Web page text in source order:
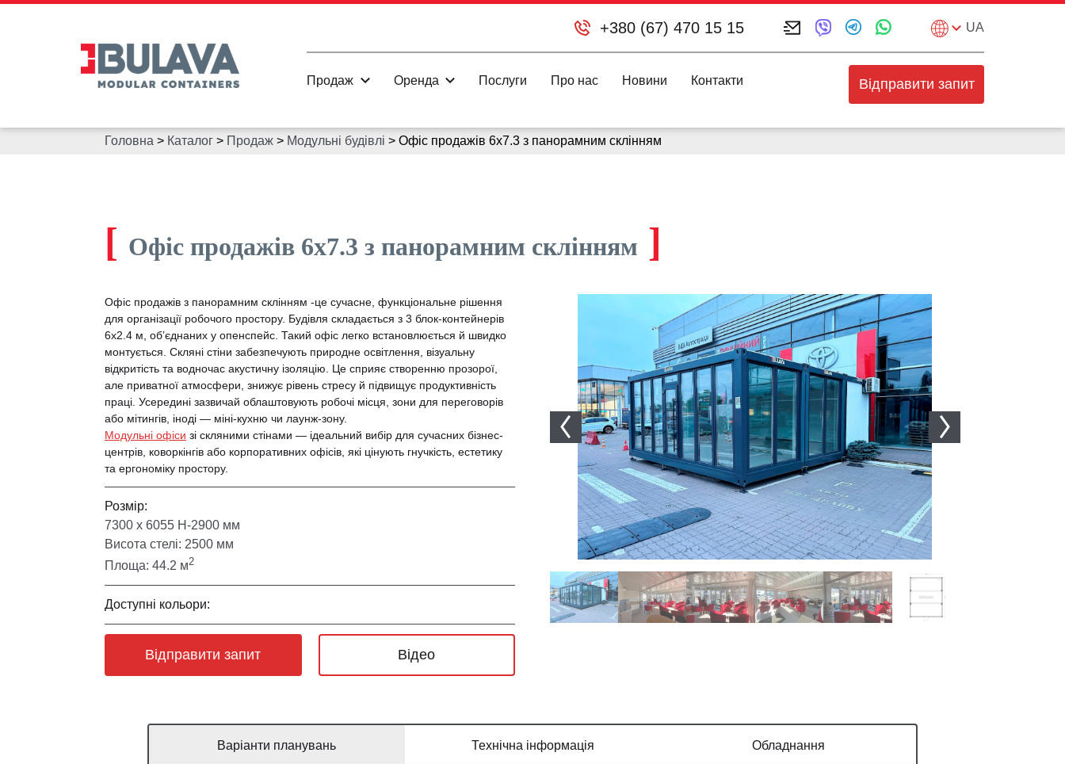
+380 (67) 470 15 15 UA
Продаж Оренда Послуги Про нас Новини Контакти Відправити запит
Головна > Каталог > Продаж > Модульні будівлі > Офіс продажів 6х7.3 з панорамним склінням
[ Офіс продажів 6х7.3 з панорамним склінням ]
Офіс продажів з панорамним склінням -це сучасне, функціональне рішення
для організації робочого простору. Будівля складається з 3 блок-контейнерів
6х2.4 м, об’єднаних у опенспейс. Такий офіс легко встановлюється й швидко
монтується. Скляні стіни забезпечують природне освітлення, візуальну
відкритість та водночас акустичну ізоляцію. Це сприяє створенню прозорої,
але приватної атмосфери, знижує рівень стресу й підвищує продуктивність
праці. Усередині зазвичай облаштовують робочі місця, зони для переговорів
або мітингів, іноді — міні-кухню чи лаунж-зону.
Модульні офіси зі скляними стінами — ідеальний вибір для сучасних бізнес-
центрів, коворкінгів або корпоративних офісів, які цінують гнучкість, естетику
та ергономіку простору.
Розмір:
7300 х 6055 Н-2900 мм
Висота стелі: 2500 мм
Площа: 44.2 м2
Доступні кольори:
Відправити запит Відео
Варіанти планувань Технічна інформація Обладнання